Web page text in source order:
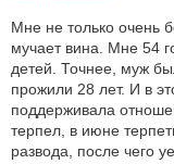
Мне не только очень
мучает вина. Мне 54
детей. Точнее, муж
прожили 28 лет. И в
поддерживала
терпел, в июне
развода, после чего